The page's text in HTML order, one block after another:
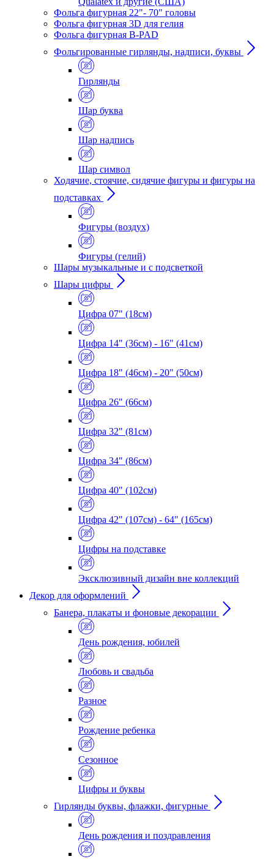
Фольга фигурная 22"- 70" головы
Фольга фигурная 3D для гелия
Фольга фигурная B-PAD
Фольгированные гирлянды, надписи, буквы
Гирлянды
Шар буква
Шар надпись
Шар символ
Ходячие, стоячие, сидячие фигуры и фигуры на
подставках
Фигуры (воздух)
Фигуры (гелий)
Шары музыкальные и с подсветкой
Шары цифры
Цифра 07" (18см)
Цифра 14" (36см) - 16" (41см)
Цифра 18" (46см) - 20" (50см)
Цифра 26" (66см)
Цифра 32" (81см)
Цифра 34" (86см)
Цифра 40" (102см)
Цифра 42" (107см) - 64" (165см)
Цифры на подставке
Эксклюзивный дизайн вне коллекций
Декор для оформлений
Банера, плакаты и фоновые декорации
День рождения, юбилей
Любовь и свадьба
Разное
Рождение ребенка
Сезонное
Цифры и буквы
Гирлянды буквы, флажки, фигурные
День рождения и поздравления